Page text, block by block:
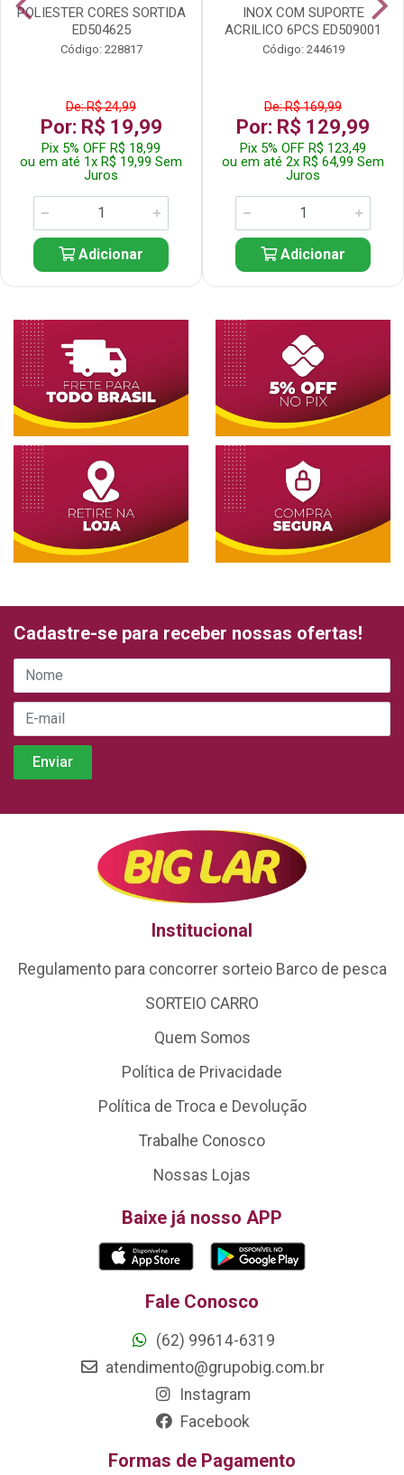
POLIESTER CORES SORTIDA
ED504625
Código: 228817
De: R$ 24,99
Por: R$ 19,99
Pix 5% OFF R$ 18,99
ou em até 1x R$ 19,99 Sem
Juros
Adicionar
INOX COM SUPORTE
ACRILICO 6PCS ED509001
Código: 244619
De: R$ 169,99
Por: R$ 129,99
Pix 5% OFF R$ 123,49
ou em até 2x R$ 64,99 Sem
Juros
Adicionar
Cadastre-se para receber nossas ofertas!
Institucional
Regulamento para concorrer sorteio Barco de pesca
SORTEIO CARRO
Quem Somos
Política de Privacidade
Política de Troca e Devolução
Trabalhe Conosco
Nossas Lojas
Baixe já nosso APP
Fale Conosco
(62) 99614-6319
atendimento@grupobig.com.br
Instagram
Facebook
Formas de Pagamento